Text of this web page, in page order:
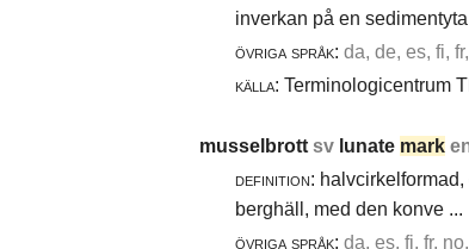
inverkan på en sedimentyta
övriga språk: da, de, es, fi,
källa: Terminologicentrum
musselbrott sv lunate mark
definition:
berghäll, med den konve ...
övriga språk: da, es, fi, fr,